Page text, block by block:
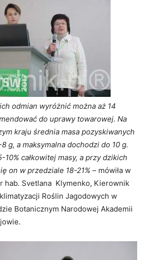
odmian wyróżnić można aż 14
do uprawy towarowej. Na
kraju średnia masa pozyskiwanych
g, a maksymalna dochodzi do 10 g.
10% całkowitej masy, a przy dzikich
on w przedziale 18-21% – mówiła w
hab. Svetlana Klymenko, Kierownik
Roślin Jagodowych w
Botanicznym Narodowej Akademii